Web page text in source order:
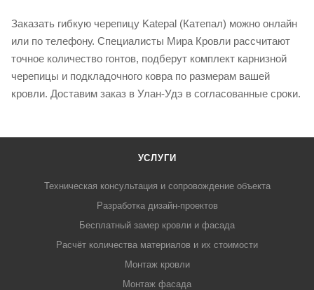
Заказать гибкую черепицу Katepal (Катепал) можно онлайн
или по телефону. Специалисты Мира Кровли рассчитают
точное количество гонтов, подберут комплект карнизной
черепицы и подкладочного ковра по размерам вашей
кровли. Доставим заказ в Улан-Удэ в согласованные сроки.
УСЛУГИ
Техническая консультация и сопровождение объекта
Разработка дизайн-проектов
Бесплатный замер кровли и фасада
Расчёт количества материалов и их стоимости
Монтаж кровли
Монтаж фасада